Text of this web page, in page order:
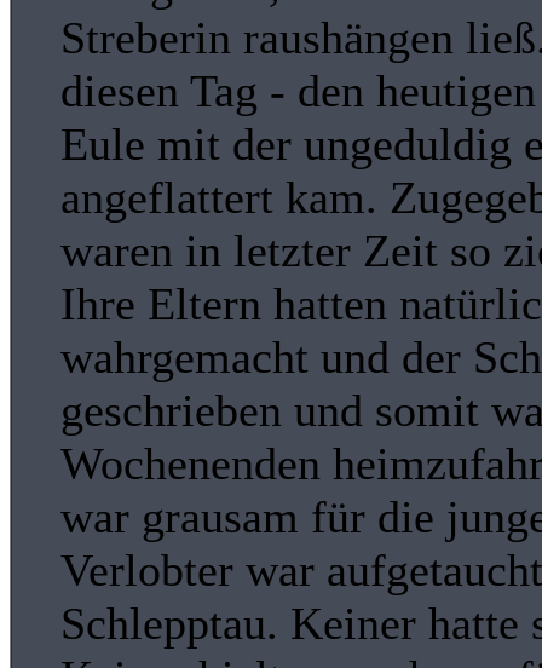
Streberin raushängen
diesen Tag - den
Eule mit der ungeduldig
angeflattert kam.
waren in letzter Zeit so
Ihre Eltern hatten
wahrgemacht und der
geschrieben und somit
Wochenenden
war grausam für die
Verlobter war
Schlepptau. Keiner hatte